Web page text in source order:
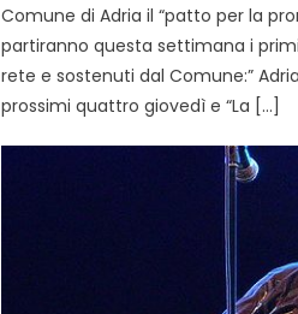
Comune di Adria il “patto per la
partiranno questa settimana i
rete e sostenuti dal Comune:”
prossimi quattro giovedì e “La […]